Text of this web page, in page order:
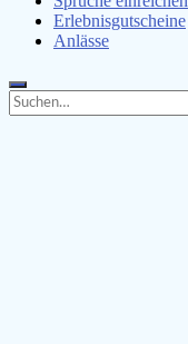
Erlebnisgutscheine
Anlässe
Search
for:
Search